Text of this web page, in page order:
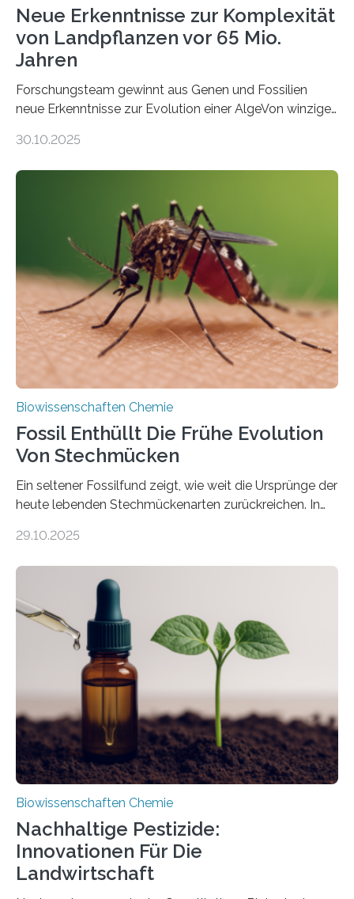
Neue Erkenntnisse zur Komplexität
von Landpflanzen vor 65 Mio.
Jahren
Forschungsteam gewinnt aus Genen und Fossilien
neue Erkenntnisse zur Evolution einer AlgeVon winzigen
Landpflanzen zählen zu den komplexesten
Grünalgen, die vor Hunderten von Millionen Jahren
lebten. Unter den Vorfahren sticht eine Gruppe heraus,
die noch heute in der Natur vorkommt: die
Süßwasseralge Coleochaetophyceae. Einige Arten
dieser Gruppe bilden aus Zellfäden dichte Geflechte
mit scheibenförmiger Gestalt. Was auffällig ist: Die
nächsten…
30.10.2025
Biowissenschaften Chemie
Fossil Enthüllt Die Frühe Evolution
Von Stechmücken
Ein seltener Fossilfund zeigt, wie weit die Ursprünge der
heute lebenden Stechmückenarten zurückreichen. In
Forschende die bisher älteste bekannte Stechmücken-
Region Kachin in Myanmar und hat sich in
ausgezeichnetem Zustand erhalten. Es konnte als neue
Art einer neuen Gattung beschrieben werden und trägt
nun den Namen Cretosabethes primaevus. Dieser erste
fossile Nachweis einer Stechmückenlarve in Bernstein
stellt gleichzeitig den ersten Fossilfund einer
Mückenlarve aus dem Mesozoikum dar, denn…
29.10.2025
Biowissenschaften Chemie
Nachhaltige Pestizide:
Innovationen Für Die
Landwirtschaft